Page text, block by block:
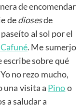
de encomendar
dediosesde
al sol por el
. Me sumerjo
escribe sobre qué
no rezo mucho,
una visita a Pinoo
a saludar a